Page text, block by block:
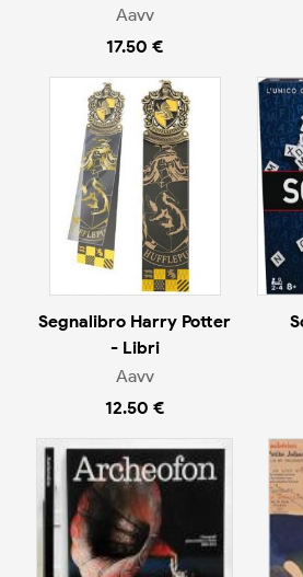
Aavv
17.50 €
Segnalibro Harry Potter
- Libri
Aavv
12.50 €